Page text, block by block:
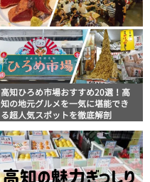
高知ひろめ市場おすすめ20選！高
知の地元グルメを一気に堪能でき
る超人気スポットを徹底解剖